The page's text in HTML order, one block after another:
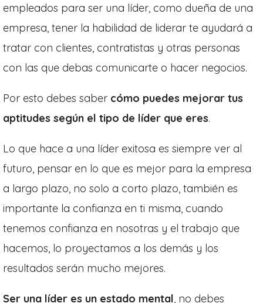
empleados para ser una líder, como dueña de una
empresa, tener la habilidad de liderar te ayudará a
tratar con clientes, contratistas y otras personas
con las que debas comunicarte o hacer negocios.
Por esto debes saber cómo puedes mejorar tus
aptitudes según el tipo de líder que eres.
Lo que hace a una líder exitosa es siempre ver al
futuro, pensar en lo que es mejor para la empresa
a largo plazo, no solo a corto plazo, también es
importante la confianza en ti misma, cuando
tenemos confianza en nosotras y el trabajo que
hacemos, lo proyectamos a los demás y los
resultados serán mucho mejores.
Ser una líder es un estado mental, no debes